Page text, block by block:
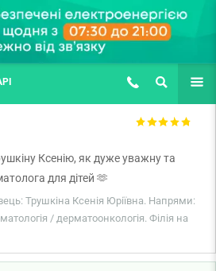
Ксенію, як дуже уважну та
для дітей 🫶
Трушкіна Ксенія Юріївна. Напрями:
/ дерматоонкологія. Філія на
(067) 127-03-03
ПОШУК ЩЕ